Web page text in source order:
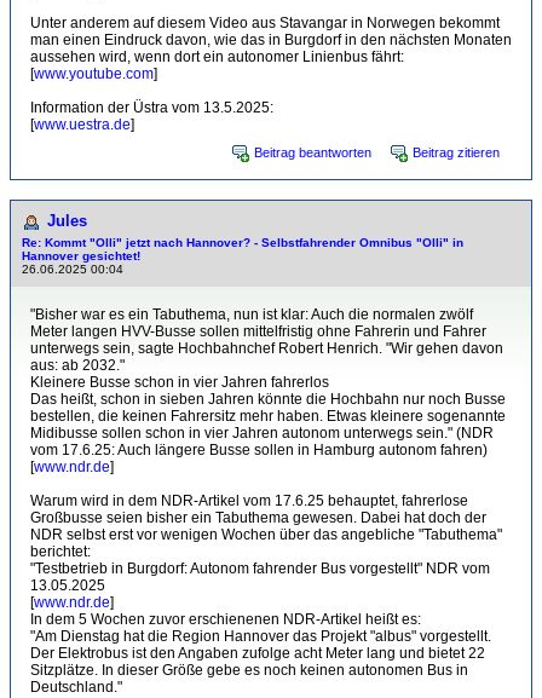
Unter anderem auf diesem Video aus Stavangar in Norwegen bekommt
man einen Eindruck davon, wie das in Burgdorf in den nächsten Monaten
aussehen wird, wenn dort ein autonomer Linienbus fährt:
[www.youtube.com]
Information der Üstra vom 13.5.2025:
[www.uestra.de]
Beitrag beantworten Beitrag zitieren
Jules
Re: Kommt "Olli" jetzt nach Hannover? - Selbstfahrender Omnibus "Olli" in
Hannover gesichtet!
26.06.2025 00:04
"Bisher war es ein Tabuthema, nun ist klar: Auch die normalen zwölf
Meter langen HVV-Busse sollen mittelfristig ohne Fahrerin und Fahrer
unterwegs sein, sagte Hochbahnchef Robert Henrich. "Wir gehen davon
aus: ab 2032."
Kleinere Busse schon in vier Jahren fahrerlos
Das heißt, schon in sieben Jahren könnte die Hochbahn nur noch Busse
bestellen, die keinen Fahrersitz mehr haben. Etwas kleinere sogenannte
Midibusse sollen schon in vier Jahren autonom unterwegs sein." (NDR
vom 17.6.25: Auch längere Busse sollen in Hamburg autonom fahren)
[www.ndr.de]
Warum wird in dem NDR-Artikel vom 17.6.25 behauptet, fahrerlose
Großbusse seien bisher ein Tabuthema gewesen. Dabei hat doch der
NDR selbst erst vor wenigen Wochen über das angebliche "Tabuthema"
berichtet:
"Testbetrieb in Burgdorf: Autonom fahrender Bus vorgestellt" NDR vom
13.05.2025
[www.ndr.de]
In dem 5 Wochen zuvor erschienenen NDR-Artikel heißt es:
"Am Dienstag hat die Region Hannover das Projekt "albus" vorgestellt.
Der Elektrobus ist den Angaben zufolge acht Meter lang und bietet 22
Sitzplätze. In dieser Größe gebe es noch keinen autonomen Bus in
Deutschland."